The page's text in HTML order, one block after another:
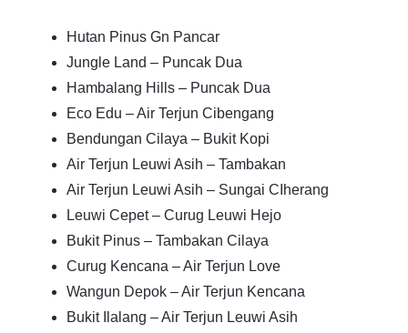
Hutan Pinus Gn Pancar
Jungle Land – Puncak Dua
Hambalang Hills – Puncak Dua
Eco Edu – Air Terjun Cibengang
Bendungan Cilaya – Bukit Kopi
Air Terjun Leuwi Asih – Tambakan
Air Terjun Leuwi Asih – Sungai CIherang
Leuwi Cepet – Curug Leuwi Hejo
Bukit Pinus – Tambakan Cilaya
Curug Kencana – Air Terjun Love
Wangun Depok – Air Terjun Kencana
Bukit Ilalang – Air Terjun Leuwi Asih